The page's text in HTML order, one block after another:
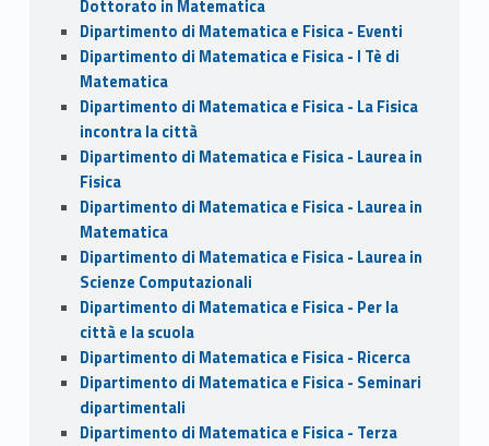
Dottorato in Matematica
Dipartimento di Matematica e Fisica - Eventi
Dipartimento di Matematica e Fisica - I Tè di
Matematica
Dipartimento di Matematica e Fisica - La Fisica
incontra la città
Dipartimento di Matematica e Fisica - Laurea in
Fisica
Dipartimento di Matematica e Fisica - Laurea in
Matematica
Dipartimento di Matematica e Fisica - Laurea in
Scienze Computazionali
Dipartimento di Matematica e Fisica - Per la
città e la scuola
Dipartimento di Matematica e Fisica - Ricerca
Dipartimento di Matematica e Fisica - Seminari
dipartimentali
Dipartimento di Matematica e Fisica - Terza